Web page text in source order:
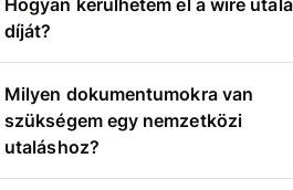
díját?
Milyen dokumentumokra van
szükségem egy nemzetközi
utaláshoz?